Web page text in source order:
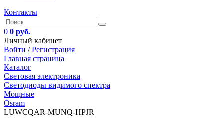
Контакты
0 0 руб.
Личный кабинет
Войти / Регистрация
Главная страница
Каталог
Световая электроника
Светодиоды видимого спектра
Мощные
Osram
LUWCQAR-MUNQ-HPJR